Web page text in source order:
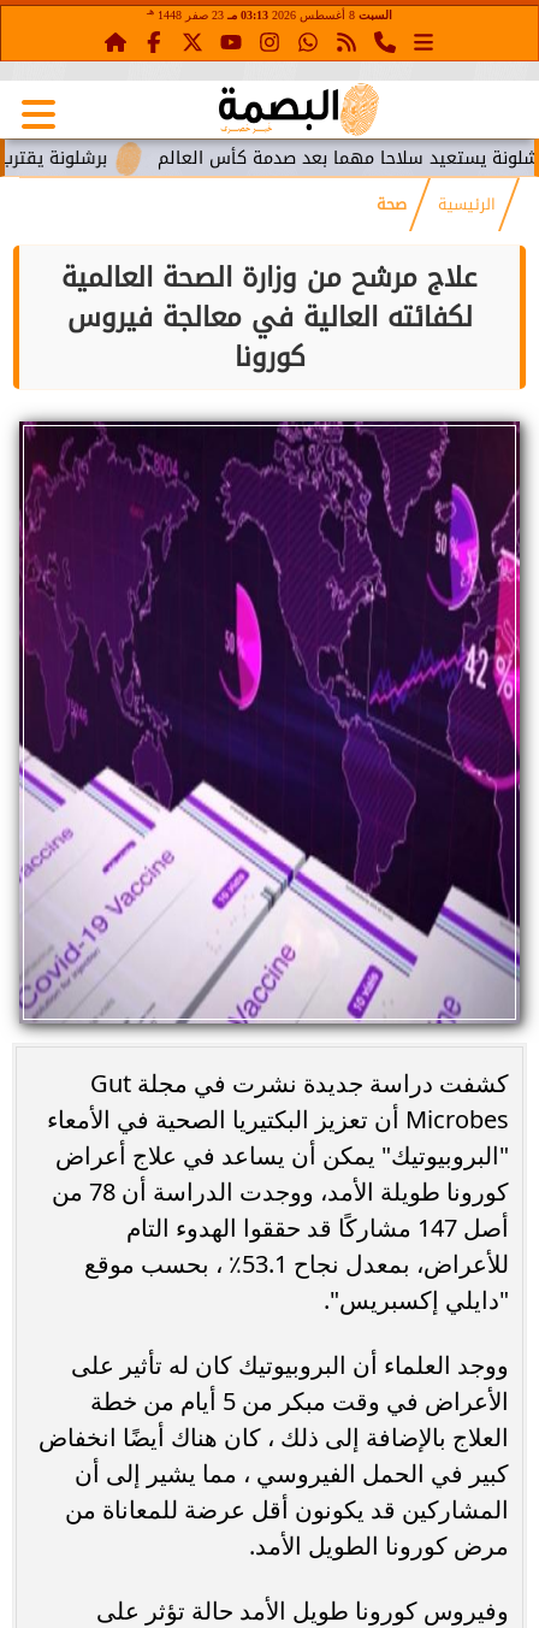
السبت 03:13 مـ 23 صفر 1448 هـ
برشلونة يقترب من سلاحا مهما بعد صدمة كأس العالم
الرئيسية صحة
علاج مرشح من وزارة الصحة العالمية
لكفائته العالية في معالجة فيروس
كورونا
كشفت دراسة جديدة نشرت في مجلة Gut
Microbes أن تعزيز البكتيريا الصحية في الأمعاء
"البروبيوتيك" يمكن أن يساعد في علاج أعراض
كورونا طويلة الأمد، ووجدت الدراسة أن 78 من
أصل 147 مشاركًا قد حققوا الهدوء التام
للأعراض، بمعدل نجاح 53.1٪ ، بحسب موقع
"دايلي إكسبريس".
ووجد العلماء أن البروبيوتيك كان له تأثير على
الأعراض في وقت مبكر من 5 أيام من خطة
العلاج بالإضافة إلى ذلك ، كان هناك أيضًا انخفاض
كبير في الحمل الفيروسي ، مما يشير إلى أن
المشاركين قد يكونون أقل عرضة للمعاناة من
مرض كورونا الطويل الأمد.
وفيروس كورونا طويل الأمد حالة تؤثر على